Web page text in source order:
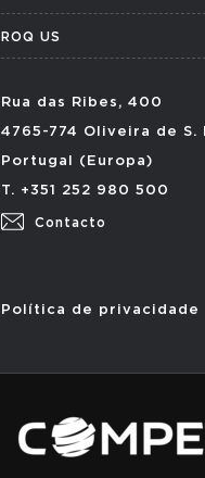
ROQ US
Rua das Ribes, 400
4765-774 Oliveira de S.
Portugal (Europa)
T. +351 252 980 500
Contacto
Política de privacidade